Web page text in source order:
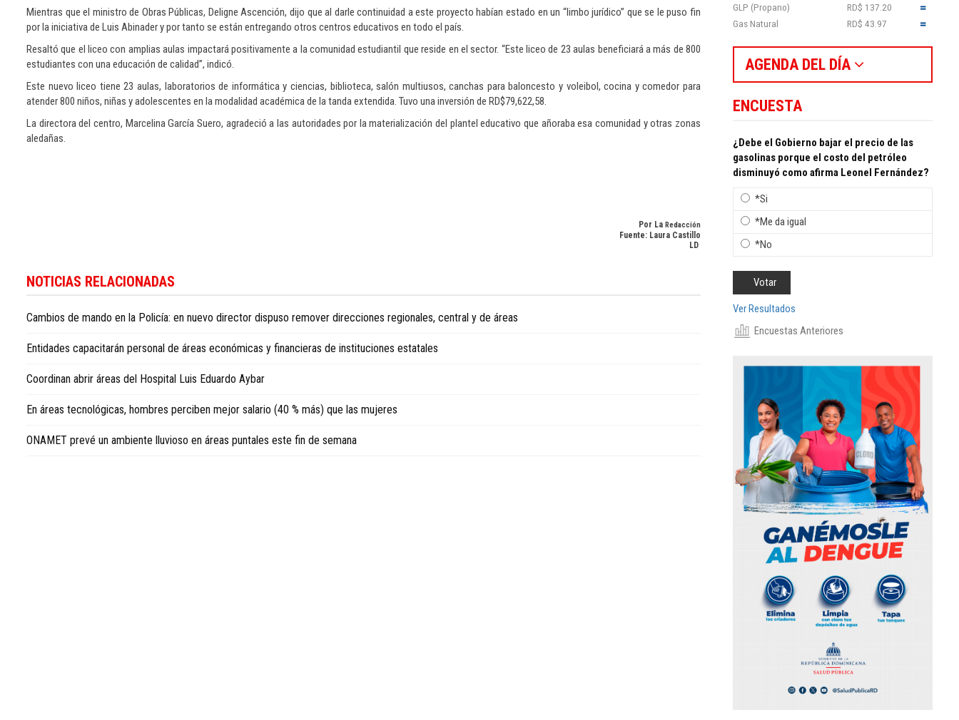
Mientras que el ministro de Obras Públicas, Deligne Ascención, dijo que al darle continuidad a este proyecto habían estado en un “limbo jurídico” que se le puso fin
por la iniciativa de Luis Abinader y por tanto se están entregando otros centros educativos en todo el país.
Resaltó que el liceo con amplias aulas impactará positivamente a la comunidad estudiantil que reside en el sector. “Este liceo de 23 aulas beneficiará a más de 800
estudiantes con una educación de calidad”, indicó.
Este nuevo liceo tiene 23 aulas, laboratorios de informática y ciencias, biblioteca, salón multiusos, canchas para baloncesto y voleibol, cocina y comedor para
atender 800 niños, niñas y adolescentes en la modalidad académica de la tanda extendida. Tuvo una inversión de RD$79,622,58.
La directora del centro, Marcelina García Suero, agradeció a las autoridades por la materialización del plantel educativo que añoraba esa comunidad y otras zonas
aledañas.
Por La Redacción
Fuente: Laura Castillo
LD
conocer
sobre
República
visite
Republic
in
NOTICIAS RELACIONADAS
Cambios de mando en la Policía: en nuevo director dispuso remover direcciones regionales, central y de áreas
Entidades capacitarán personal de áreas económicas y financieras de instituciones estatales
Coordinan abrir áreas del Hospital Luis Eduardo Aybar
En áreas tecnológicas, hombres perciben mejor salario (40 % más) que las mujeres
ONAMET prevé un ambiente lluvioso en áreas puntales este fin de semana
GLP (Propano)
RD$ 137.20
Gas Natural
RD$ 43.97
AGENDA DEL DÍA
ENCUESTA
¿Debe el Gobierno bajar el precio de las
gasolinas porque el costo del petróleo
disminuyó como afirma Leonel Fernández?
*Si
*Me da igual
*No
Ver Resultados
Encuestas Anteriores